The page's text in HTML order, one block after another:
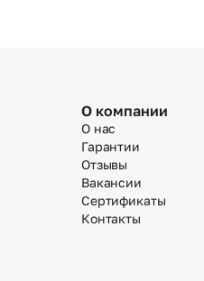
О компании
О нас
Гарантии
Отзывы
Вакансии
Сертификаты
Контакты